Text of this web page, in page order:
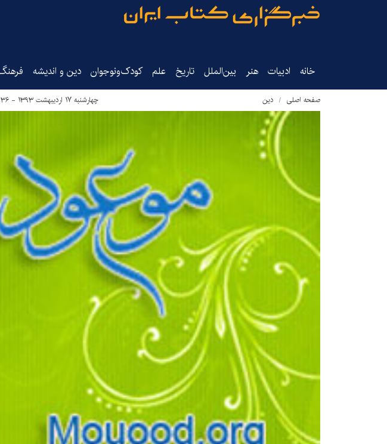
خانه ادبیات هنر بین‌الملل تاریخ‌ علم کودک‌ونوجوان دین و اندیشه
صفحه اصلی دین‌ چهارشنبه ۱۷ اردیبهشت ۱۳۹۳ - ۰۸:۳۶